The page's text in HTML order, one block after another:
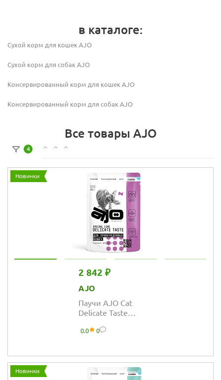
в каталоге:
Сухой корм для кошек AJO
Сухой корм для собак AJO
Консервированный корм для кошек AJO
Консервированный корм для собак AJO
Все товары AJO
4
Новинки
2 842 ₽
AJO
Паучи AJO Cat
Delicate Taste
кусочки в соусе
кошек и котят
0.0 0
Новинки